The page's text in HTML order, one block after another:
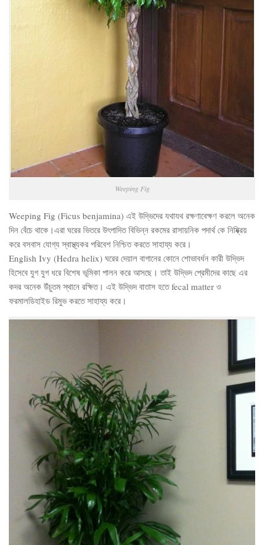
Weeping Fig
Weeping Fig (Ficus benjamina) এই উদ্ভিদের যথাযথ রক্ষণাবেক্ষণ করলে অনেক
দিন বেঁচে থাকে।এরা ঘরের ভিতরে উৎপাদিত বিভিন্ন রকমের রাসায়নিক পদার্থ কে নিষ্ক্রিয়
করে বসবাস যোগ্য স্বাস্থ্যকর পরিবেশ নিশ্চিত করতে সাহায্য করে।
English Ivy (Hedra helix) ঘরের দেয়াল বাগানের কোনে শোভাবর্ধন কারী উদ্ভিদ
হিসেবে যুগ যুগ ধরে বিশেষ ভূমিকা পালন করে আসছে। তাই উদ্ভিদ প্রেমীদের কাছে এর
কদর অনেক উঁচুতম স্থানে রক্ষিত। এই উদ্ভিদ বাতাস হতে fecal matter ও
ফরমালডিহাইড রিমুভ করতে সাহায্য করে।